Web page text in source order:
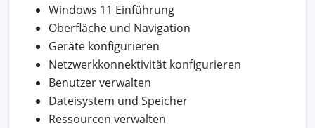
Windows 11 Einführung
Oberfläche und Navigation
Geräte konfigurieren
Netzwerkkonnektivität konfigurieren
Benutzer verwalten
Dateisystem und Speicher
Ressourcen verwalten